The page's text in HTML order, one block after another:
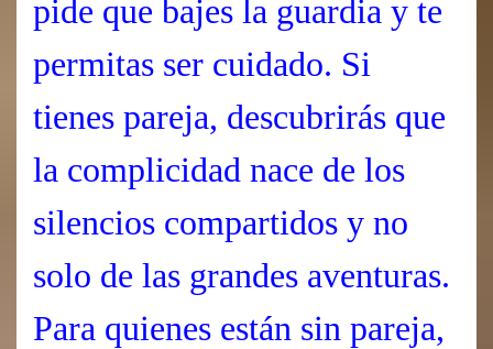
pide que bajes la guardia y te
permitas ser cuidado. Si
tienes pareja, descubrirás que
la complicidad nace de los
silencios compartidos y no
solo de las grandes aventuras.
Para quienes están sin pareja,